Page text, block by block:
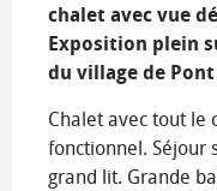
chalet avec vue
Exposition plein
du village de
Chalet avec tout le
fonctionnel. Séjour
grand lit. Grande